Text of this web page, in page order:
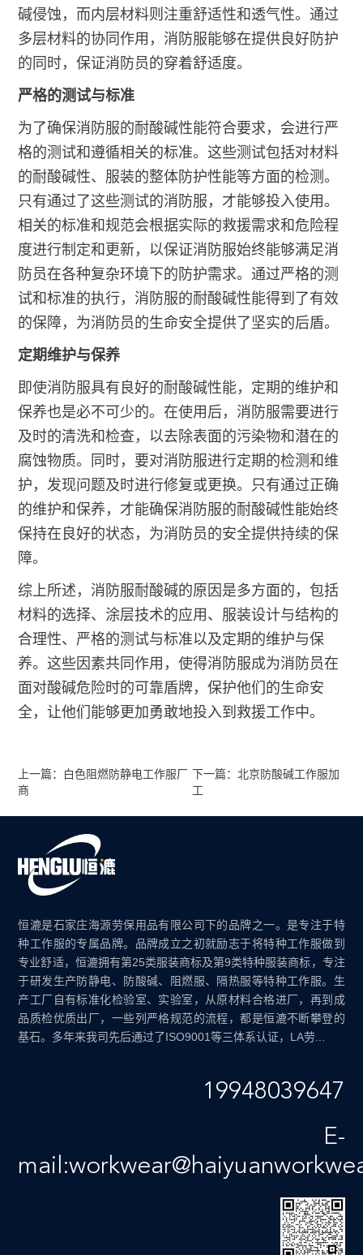
碱侵蚀，而内层材料则注重舒适性和透气性。通过
多层材料的协同作用，消防服能够在提供良好防护
的同时，保证消防员的穿着舒适度。
严格的测试与标准
为了确保消防服的耐酸碱性能符合要求，会进行严
格的测试和遵循相关的标准。这些测试包括对材料
的耐酸碱性、服装的整体防护性能等方面的检测。
只有通过了这些测试的消防服，才能够投入使用。
相关的标准和规范会根据实际的救援需求和危险程
度进行制定和更新，以保证消防服始终能够满足消
防员在各种复杂环境下的防护需求。通过严格的测
试和标准的执行，消防服的耐酸碱性能得到了有效
的保障，为消防员的生命安全提供了坚实的后盾。
定期维护与保养
即使消防服具有良好的耐酸碱性能，定期的维护和
保养也是必不可少的。在使用后，消防服需要进行
及时的清洗和检查，以去除表面的污染物和潜在的
腐蚀物质。同时，要对消防服进行定期的检测和维
护，发现问题及时进行修复或更换。只有通过正确
的维护和保养，才能确保消防服的耐酸碱性能始终
保持在良好的状态，为消防员的安全提供持续的保
障。
综上所述，消防服耐酸碱的原因是多方面的，包括
材料的选择、涂层技术的应用、服装设计与结构的
合理性、严格的测试与标准以及定期的维护与保
养。这些因素共同作用，使得消防服成为消防员在
面对酸碱危险时的可靠盾牌，保护他们的生命安
全，让他们能够更加勇敢地投入到救援工作中。
上一篇：白色阻燃防静电工作服厂
商
下一篇：北京防酸碱工作服加
工
恒漉是石家庄海源劳保用品有限公司下的品牌之一。是专注于特
种工作服的专属品牌。品牌成立之初就励志于将特种工作服做到
专业舒适，恒漉拥有第25类服装商标及第9类特种服装商标，专注
于研发生产防静电、防酸碱、阻燃服、隔热服等特种工作服。生
产工厂自有标准化检验室、实验室，从原材料合格进厂，再到成
品质检优质出厂，一些列严格规范的流程，都是恒漉不断攀登的
基石。多年来我司先后通过了ISO9001等三体系认证，LA劳...
19948039647
E-